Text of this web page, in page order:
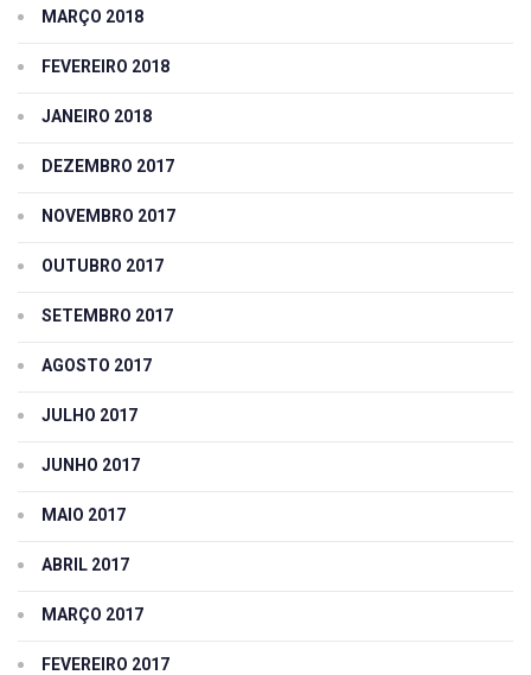
MARÇO 2018
FEVEREIRO 2018
JANEIRO 2018
DEZEMBRO 2017
NOVEMBRO 2017
OUTUBRO 2017
SETEMBRO 2017
AGOSTO 2017
JULHO 2017
JUNHO 2017
MAIO 2017
ABRIL 2017
MARÇO 2017
FEVEREIRO 2017